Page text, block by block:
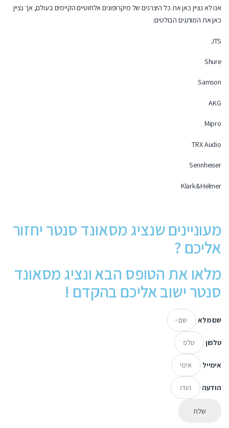
אנו לא נציין כאן את כל היצרנים של מיקרופונים אלחוטיים הקיימים בעולם, אך נציין
כאן את המותגים הבולטים:
JTS
Shure
Samson
AKG
Mipro
TRX Audio
Sennheiser
Klark&Helmer
מעוניינים שנציג מסאונד סנטר יחזור
אליכם ?
מלאו את הטופס הבא ונציג מסאונד
סנטר ישוב אליכם בהקדם !
שם מלא
טלפון
אימייל
הודעה
שלח